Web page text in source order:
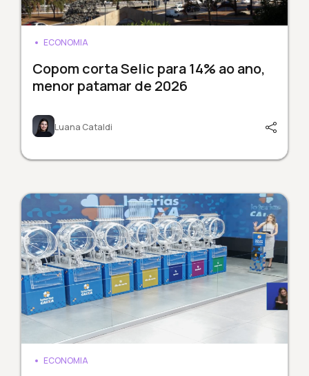
ECONOMIA
Copom corta Selic para 14% ao ano,
menor patamar de 2026
Luana Cataldi
ECONOMIA